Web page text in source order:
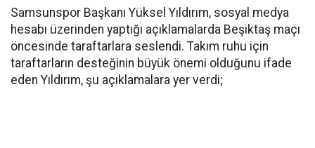
Samsunspor Başkanı Yüksel Yıldırım, sosyal medya
hesabı üzerinden yaptığı açıklamalarda Beşiktaş maçı
öncesinde taraftarlara seslendi. Takım ruhu için
taraftarların desteğinin büyük önemi olduğunu ifade
eden Yıldırım, şu açıklamalara yer verdi;